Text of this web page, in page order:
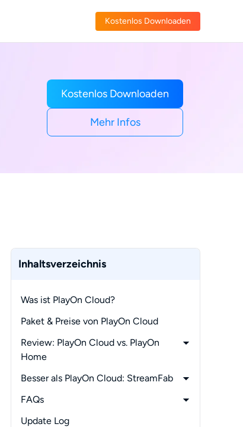
Kostenlos Downloaden
Kostenlos Downloaden
Mehr Infos
Inhaltsverzeichnis
Was ist PlayOn Cloud?
Paket & Preise von PlayOn Cloud
Review: PlayOn Cloud vs. PlayOn
Home
- 😊 Funktionen
Besser als PlayOn Cloud: StreamFab
-
Verwendung:
FAQs
-
1. Ist PlayOn Cloud sicher?
Update Log